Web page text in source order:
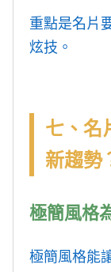
重點是名片
炫技。
七、名
新趨勢
極簡風格
極簡風格能